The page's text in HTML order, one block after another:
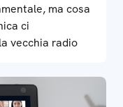
ma cosa
ci
vecchia radio